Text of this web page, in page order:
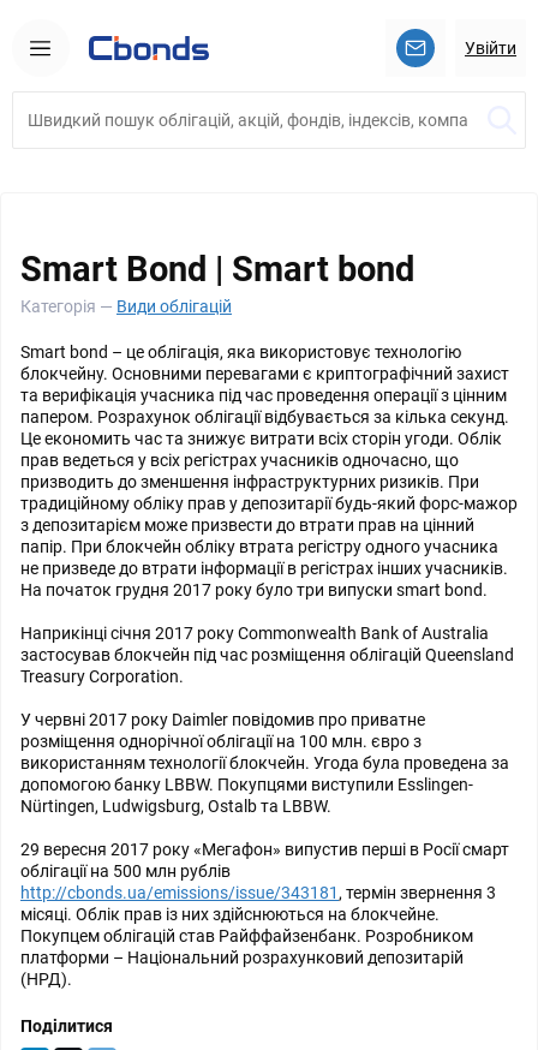
Увійти
Smart Bond | Smart bond
Категорія — Види облігацій
Smart bond – це облігація, яка використовує технологію
блокчейну. Основними перевагами є криптографічний захист
та верифікація учасника під час проведення операції з цінним
папером. Розрахунок облігації відбувається за кілька секунд.
Це економить час та знижує витрати всіх сторін угоди. Облік
прав ведеться у всіх регістрах учасників одночасно, що
призводить до зменшення інфраструктурних ризиків. При
традиційному обліку прав у депозитарії будь-який форс-мажор
з депозитарієм може призвести до втрати прав на цінний
папір. При блокчейн обліку втрата регістру одного учасника
не призведе до втрати інформації в регістрах інших учасників.
На початок грудня 2017 року було три випуски smart bond.
Наприкінці січня 2017 року Commonwealth Bank of Australia
застосував блокчейн під час розміщення облігацій Queensland
Treasury Corporation.
У червні 2017 року Daimler повідомив про приватне
розміщення однорічної облігації на 100 млн. євро з
використанням технології блокчейн. Угода була проведена за
допомогою банку LBBW. Покупцями виступили Esslingen-
Nürtingen, Ludwigsburg, Ostalb та LBBW.
29 вересня 2017 року «Мегафон» випустив перші в Росії смарт
облігації на 500 млн рублів
http://cbonds.ua/emissions/issue/343181 , термін звернення 3
місяці. Облік прав із них здійснюються на блокчейне.
Покупцем облігацій став Райффайзенбанк. Розробником
платформи – Національний розрахунковий депозитарій
(НРД).
Поділитися